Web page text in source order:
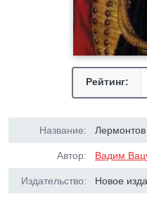
Рейтинг:
Название:
Автор: Вадим
Издательство: Новое